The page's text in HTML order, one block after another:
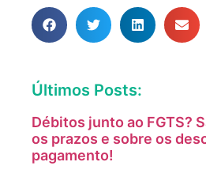
Últimos Posts:
Débitos junto ao FGTS?
os prazos e sobre os
pagamento!